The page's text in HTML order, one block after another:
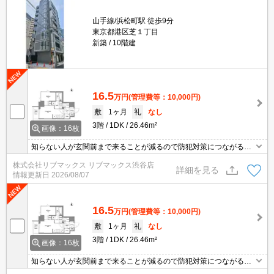
山手線/浜松町駅 徒歩9分
東京都港区芝１丁目
新築
10階建
画像：16枚
16.5万円(管理費等：10,000円)
敷
1ヶ月 礼
なし
3階
1DK 26.46m²
知らない人が玄関前まで来ることが減るので防犯対策につながるオ
ートロック機能があります。収納はクロゼット・シューズボックス
などが備え付けられているので、衣類や日用品の収納に重宝しま
す。共用部には宅配ボックス・ゴミ出し24時間OKなど様々な設備
やサービスが揃っているので便利です。こだわりを叶えられる新築
株式会社リブマックス リブマックス渋谷店
情報更新日 2026/08/07
詳細を見る
画像：16枚
16.5万円(管理費等：10,000円)
敷
1ヶ月 礼
なし
3階
1DK 26.46m²
知らない人が玄関前まで来ることが減るので防犯対策につながるオ
ートロック機能があります。収納はクロゼット・シューズボックス